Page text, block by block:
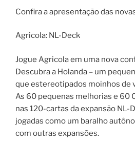
Confira a apresentação das
Agricola: NL-Deck
Jogue Agricola em uma nova
Descubra a Holanda – um
que estereotipados moinhos de
As 60 pequenas melhorias e 60
nas 120-cartas da expansão NL-
jogadas como um baralho
com outras expansões.